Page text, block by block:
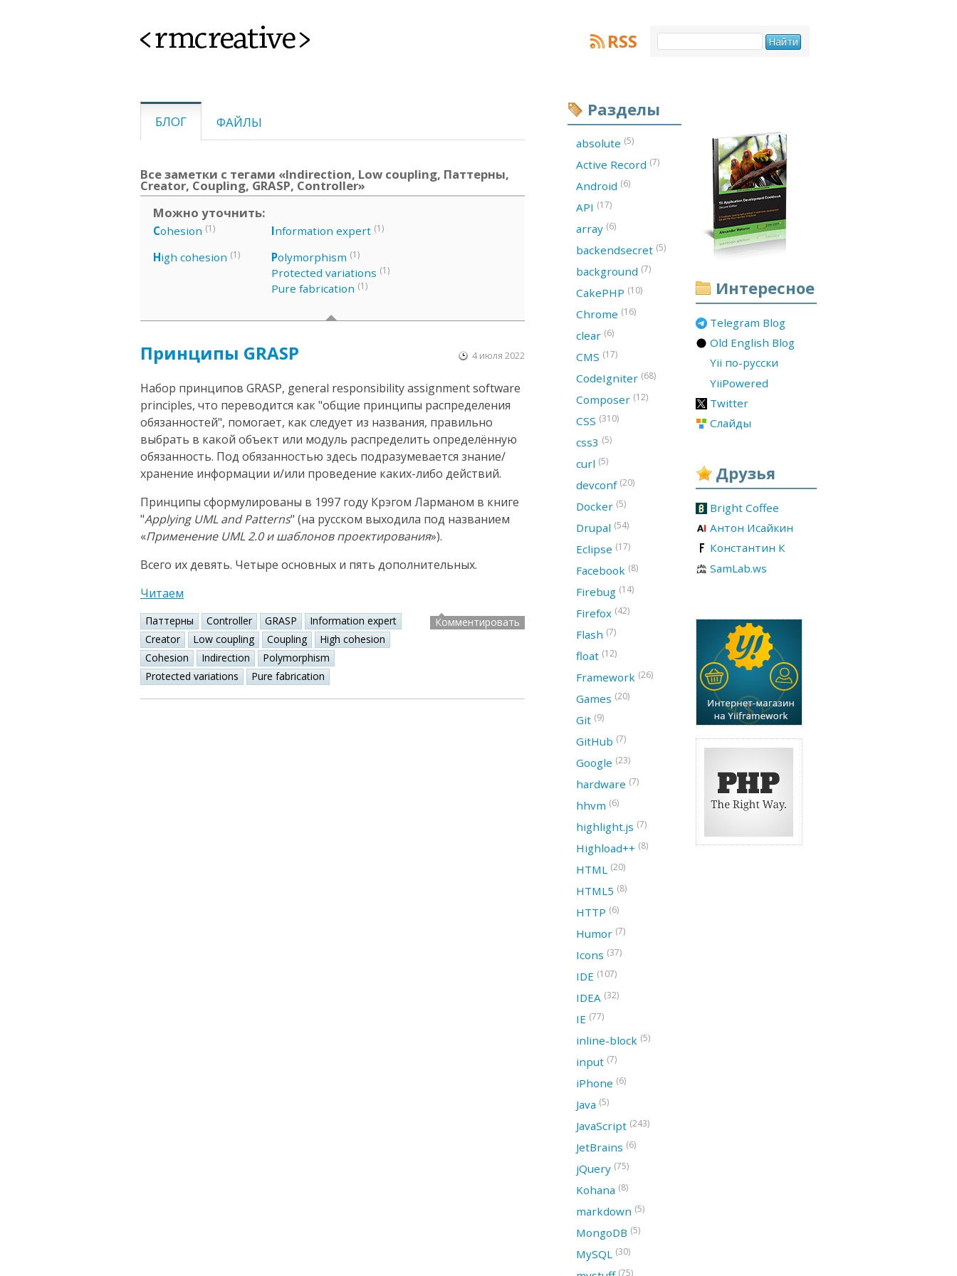
<rmcreative> RSS
БЛОГ ФАЙЛЫ
Все заметки с тегами «Indirection, Low coupling, Паттерны,
Creator, Coupling, GRASP, Controller»
Можно уточнить:
Cohesion (1)
High cohesion (1)
Information expert (1)
Polymorphism (1)
Protected variations (1)
Pure fabrication (1)
Принципы GRASP 4 июля 2022
Набор принципов GRASP, general responsibility assignment software
principles, что переводится как "общие принципы распределения
обязанностей", помогает, как следует из названия, правильно
выбрать в какой объект или модуль распределить определённую
обязанность. Под обязанностью здесь подразумевается знание/
хранение информации и/или проведение каких-либо действий.
Принципы сформулированы в 1997 году Крэгом Ларманом в книге
"Applying UML and Patterns" (на русском выходила под названием
«Применение UML 2.0 и шаблонов проектирования»).
Всего их девять. Четыре основных и пять дополнительных.
Читаем
Паттерны Controller GRASP
Information expert
Creator
Low coupling Coupling
High cohesion
Cohesion
Indirection
Polymorphism
Protected variations
Pure fabrication
Комментировать
Интересное
Telegram Blog
Old English Blog
Yii по-русски
YiiPowered
Twitter
Слайды
Друзья
Bright Coffee
Антон Исайкин
Константин К
SamLab.ws
Разделы
absolute (5)
Active Record (7)
Android (6)
API (17)
array (6)
backendsecret (5)
background (7)
CakePHP (10)
Chrome (16)
clear (6)
CMS (17)
CodeIgniter (68)
Composer (12)
CSS (310)
css3 (5)
curl (5)
devconf (20)
Docker (5)
Drupal (54)
Eclipse (17)
Facebook (8)
Firebug (14)
Firefox (42)
Flash (7)
float (12)
Framework (26)
Games (20)
Git (9)
GitHub (7)
Google (23)
hardware (7)
hhvm (6)
highlight.js (7)
Highload++ (8)
HTML (20)
HTML5 (8)
HTTP (6)
Humor (7)
Icons (37)
IDE (107)
IDEA (32)
IE (77)
inline-block (5)
input (7)
iPhone (6)
Java (5)
JavaScript (243)
JetBrains (6)
jQuery (75)
Kohana (8)
markdown (5)
MongoDB (5)
MySQL (30)
(75)